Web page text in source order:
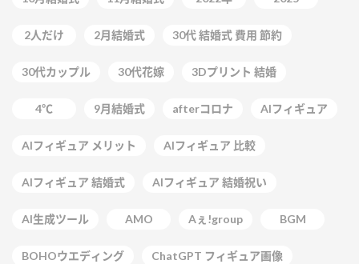
2人だけ 2月結婚式 30代 結婚式 費用 節約
30代カップル 30代花嫁 3Dプリント 結婚
4℃ 9月結婚式 afterコロナ AIフィギュア
AIフィギュア メリット AIフィギュア 比較
AIフィギュア 結婚式 AIフィギュア 結婚祝い
AI生成ツール AMO Aぇ!group BGM
BOHOウエディング ChatGPT フィギュア画像